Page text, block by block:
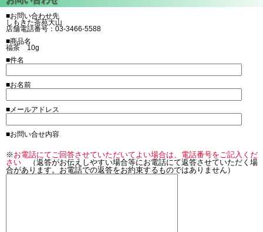
■お問い合わせ先
しもきた茶苑大山
店舗電話番号：03-3466-5588
■商品名
福茶 10g
■件名
■お名前
■メールアドレス
■お問い合せ内容
※ お電話にてご回答させていただいてよい場合は、電話番号をご記入くだ
さい （返答がお伝えしやすい場合等にお電話にて返答させていただく場
合があります。お電話での返答をお約束するものではありません）